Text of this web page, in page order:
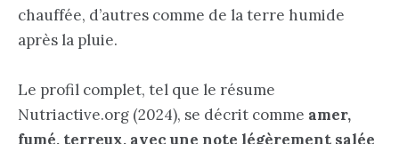
chauffée, d’autres comme de la terre humide
après la pluie.
Le profil complet, tel que le résume
Nutriactive.org (2024), se décrit comme amer,
fumé, terreux, avec une note légèrement salée